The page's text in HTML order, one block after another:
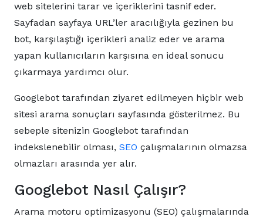
web sitelerini tarar ve içeriklerini tasnif eder.
Sayfadan sayfaya URL’ler aracılığıyla gezinen bu
bot, karşılaştığı içerikleri analiz eder ve arama
yapan kullanıcıların karşısına en ideal sonucu
çıkarmaya yardımcı olur.
Googlebot tarafından ziyaret edilmeyen hiçbir web
sitesi arama sonuçları sayfasında gösterilmez. Bu
sebeple sitenizin Googlebot tarafından
indekslenebilir olması, SEO çalışmalarının olmazsa
olmazları arasında yer alır.
Googlebot Nasıl Çalışır?
Arama motoru optimizasyonu (SEO) çalışmalarında